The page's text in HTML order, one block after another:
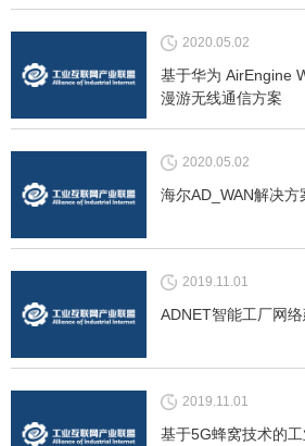
2020.05.02
基于华为 AirEngine
漫游无线通信方案
2020.05.02
海尔AD_WAN解决方
2019.11.01
ADNET智能工厂网
2019.11.01
基于5G蜂窝技术的